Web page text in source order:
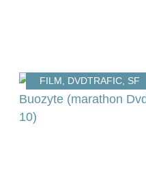
FILM , DVDTRAFIC, SF